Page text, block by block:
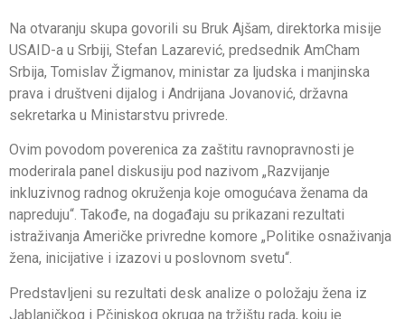
Na otvaranju skupa govorili su Bruk Ajšam, direktorka misije
USAID-a u Srbiji, Stefan Lazarević, predsednik AmCham
Srbija, Tomislav Žigmanov, ministar za ljudska i manjinska
prava i društveni dijalog i Andrijana Jovanović, državna
sekretarka u Ministarstvu privrede.
Ovim povodom poverenica za zaštitu ravnopravnosti je
moderirala panel diskusiju pod nazivom „Razvijanje
inkluzivnog radnog okruženja koje omogućava ženama da
napreduju“. Takođe, na događaju su prikazani rezultati
istraživanja Američke privredne komore „Politike osnaživanja
žena, inicijative i izazovi u poslovnom svetu“.
Predstavljeni su rezultati desk analize o položaju žena iz
Jablaničkog i Pčinjskog okruga na tržištu rada, koju je